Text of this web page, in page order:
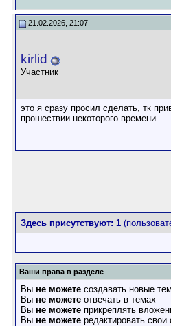
kirlid
21.02.2026, 21:07
kirlid
Участник
это я сразу просил сделать, тк
прошествии некоторого времени
Здесь присутствуют: 1
Ваши права в разделе
Вы не можете создавать новые
Вы не можете отвечать в темах
Вы не можете прикреплять
Вы не можете редактировать